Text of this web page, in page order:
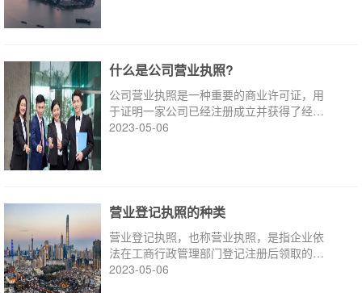
什么是公司营业执照?
公司营业执照是一种重要的商业许可证，用
于证明一家公司已经注册成立并获得了经营
资格。在中国，所有企业在成立后必须获得
2023-05-06
营业登记执照的种类
营业登记执照，也称营业执照，是指企业依
法在工商行政管理部门登记注册后领取的、
用于证明企业已经合法注册的证照。
2023-05-06